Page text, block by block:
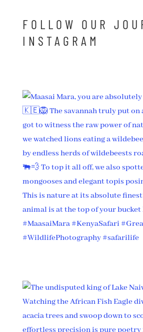
FOLLOW OUR
INSTAGRAM